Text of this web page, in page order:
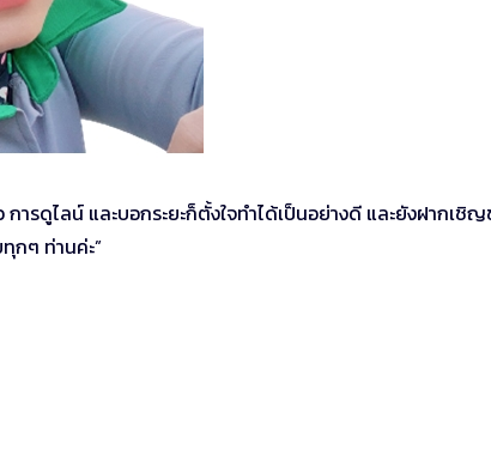
ารดูไลน์ และบอกระยะก็ตั้งใจทำได้เป็นอย่างดี และยังฝากเชิ
กๆ ท่านค่ะ”